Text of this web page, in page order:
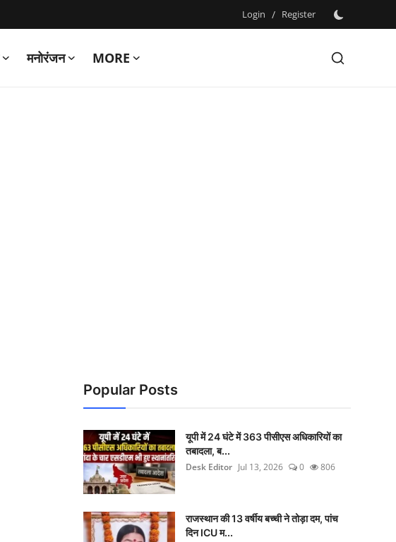
Login / Register
मनोरंजन MORE
Popular Posts
यूपी में 24 घंटे में 363 पीसीएस अधिकारियों का
तबादला, ब...
Desk Editor Jul 13, 2026 0 806
राजस्थान की 13 वर्षीय बच्ची ने तोड़ा दम, पांच
दिन ICU म...